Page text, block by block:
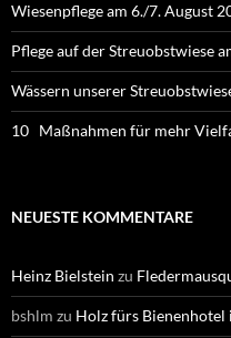
Wiesenpflege am 6./7. August
Pflege auf der Streuobstwiese
Wässern unserer
10 Maßnahmen für mehr
NEUESTE KOMMENTARE
Heinz Bielstein zu
bshlm zu Holz fürs Bienenhotel